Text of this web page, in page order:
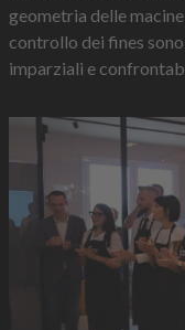
geometria delle
controllo dei fines
imparziali e